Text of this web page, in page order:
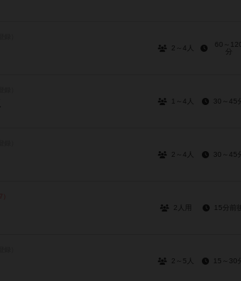
2～4人
60～
分
1～4人 30～45分
2～4人 30～45分
2人用 15分前後
2～5人 15～30分